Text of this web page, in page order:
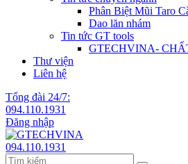
Phân Biệt Mũi Taro
Dao lăn nhám
Tin tức GT tools
GTECHVINA-
Thư viện
Liên hệ
Tổng đài 24/7:
094.110.1931
Đăng nhập
094.110.1931